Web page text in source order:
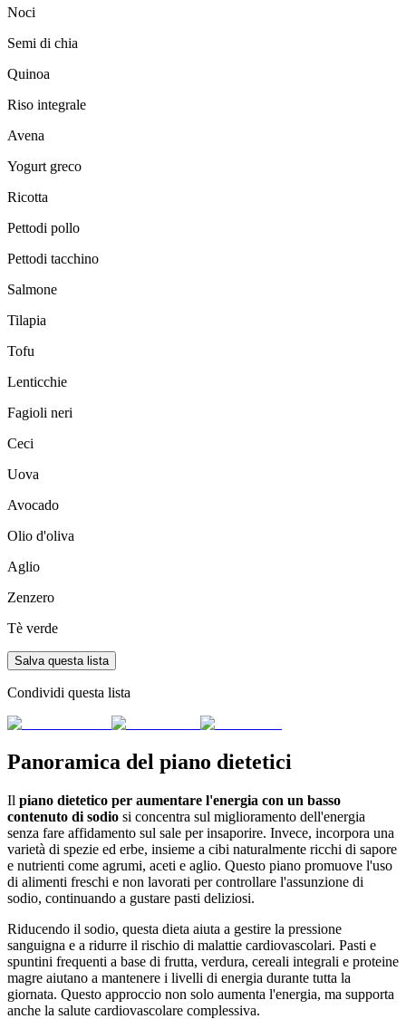
Noci
Semi di chia
Quinoa
Riso integrale
Avena
Yogurt greco
Ricotta
Pettodi pollo
Pettodi tacchino
Salmone
Tilapia
Tofu
Lenticchie
Fagioli neri
Ceci
Uova
Avocado
Olio d'oliva
Aglio
Zenzero
Tè verde
Salva questa lista
Condividi questa lista
Panoramica del piano dietetici
Il piano dietetico per aumentare l'energia con un basso
contenuto di sodio si concentra sul miglioramento dell'energia
senza fare affidamento sul sale per insaporire. Invece, incorpora una
varietà di spezie ed erbe, insieme a cibi naturalmente ricchi di sapore
e nutrienti come agrumi, aceti e aglio. Questo piano promuove l'uso
di alimenti freschi e non lavorati per controllare l'assunzione di
sodio, continuando a gustare pasti deliziosi.
Riducendo il sodio, questa dieta aiuta a gestire la pressione
sanguigna e a ridurre il rischio di malattie cardiovascolari. Pasti e
spuntini frequenti a base di frutta, verdura, cereali integrali e proteine
magre aiutano a mantenere i livelli di energia durante tutta la
giornata. Questo approccio non solo aumenta l'energia, ma supporta
anche la salute cardiovascolare complessiva.